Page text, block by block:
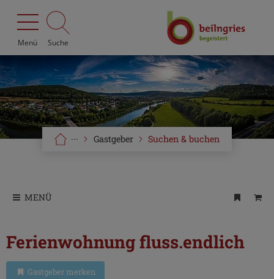
Menü Suche
Suchen & buchen
Gastgeber
···
MENÜ
Ferienwohnung fluss.endlich
Gastgeber merken